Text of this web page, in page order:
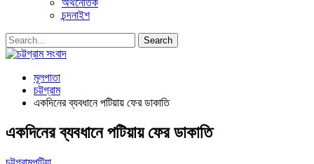
অর্থনৈতিক
চন্দনাইশ
মূলপাতা
চট্টগ্রাম
একদিনের ব্যবধানে পটিয়ায় ফের ডাকাতি
একদিনের ব্যবধানে পটিয়ায় ফের ডাকাতি